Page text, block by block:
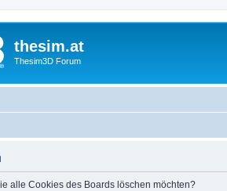
thesim.at
Thesim3D Forum
alle Cookies des Boards löschen möchten?